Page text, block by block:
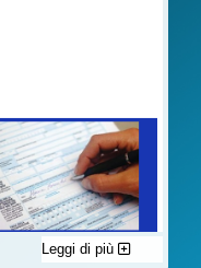
a favore
Leggi di più